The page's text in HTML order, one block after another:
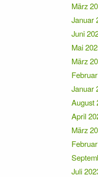
März
Januar
Juni
Mai
März
Januar
August
April
März
Juli